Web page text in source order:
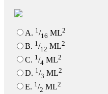
A. 1 /16 ML2
B. 1/12 ML2
C. 1 /4 ML2
D. 1/3 ML2
E. 1 /2 ML2